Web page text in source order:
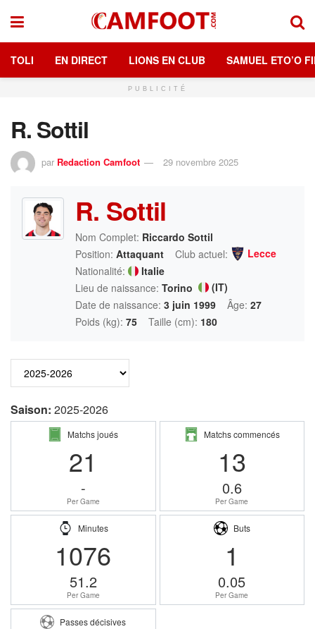
TOLI EN DIRECT LIONS EN CLUB SAMUEL ETO’O
PUBLICITÉ
R. Sottil
par Redaction Camfoot 29 novembre 2025
R. Sottil
Nom Complet: Riccardo Sottil
Position: Attaquant Club actuel:
Lecce
Nationalité:
Italie
Lieu de naissance: Torino
(IT)
Date de naissance: 3 juin 1999 Âge: 27
Poids (kg): 75 Taille (cm): 180
Saison: 2025-2026
Matchs joués
21
-
Per Game
Matchs commencés
13
0.6
Per Game
Minutes
1076
51.2
Per Game
Buts
1
0.05
Per Game
Passes décisives